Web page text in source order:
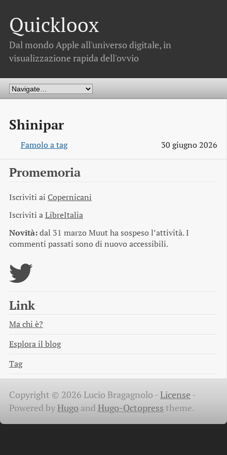
Quickloox
Dal mondo Apple all'universo digitale, in
visualizzazione rapida dell'ovvio
Shinipar
Famolo a tag 30 giugno 2026
Promemoria
Iscriviti ai Copernicani
Iscriviti aLibreItalia
Novità:dal 31 marzo Muut ha sospeso l’attività. I
commenti passati sono di nuovo accessibili.
Link
Ma chi è?
Esplora il blog
Tag
Copyright © 2026 Lucio Bragagnolo -License -
Powered byHugo and Hugo-Octopress theme.